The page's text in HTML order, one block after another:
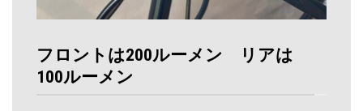
フロントは200ルーメン リアは
100ルーメン